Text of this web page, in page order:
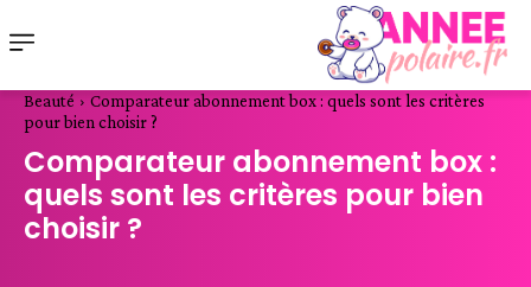
Beauté
Comparateur abonnement box : quels sont les critères
pour bien choisir ?
Comparateur abonnement box :
quels sont les critères pour bien
choisir ?